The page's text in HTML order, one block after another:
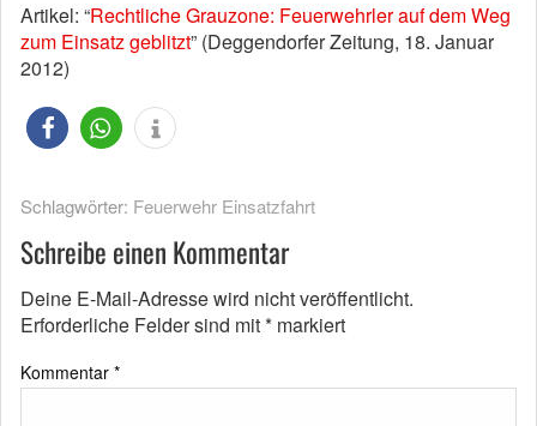
Artikel: “Rechtliche Grauzone: Feuerwehrler auf dem Weg
zum Einsatz geblitzt” (Deggendorfer Zeitung, 18. Januar
2012)
Schlagwörter: Feuerwehr Einsatzfahrt
Schreibe einen Kommentar
Deine E-Mail-Adresse wird nicht veröffentlicht.
Erforderliche Felder sind mit* markiert
Kommentar *